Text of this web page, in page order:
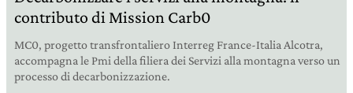
contributo di Mission Carb0
MC0, progetto transfrontaliero Interreg France-Italia Alcotra,
accompagna le Pmi della filiera dei Servizi alla montagna verso un
processo di decarbonizzazione.